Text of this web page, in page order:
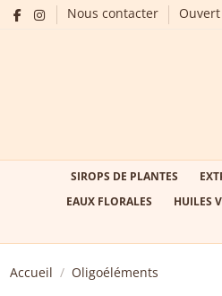
Nous contacter
SIROPS DE PLANTES
EAUX FLORALES
HUILES
Accueil Oligoéléments